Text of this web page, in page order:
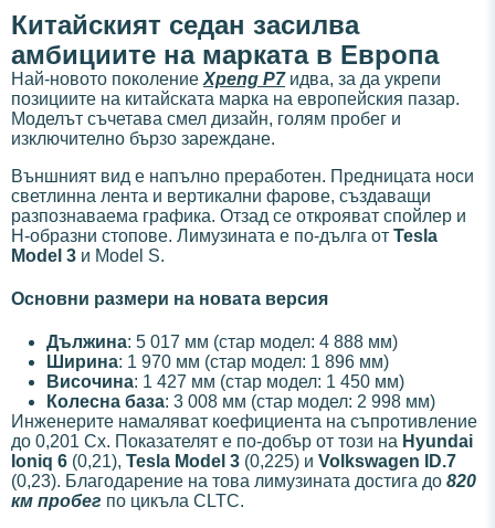
Китайският седан засилва
амбициите на марката в Европа
Най-новото поколение Xpeng P7идва, за да укрепи
позициите на китайската марка на европейския пазар.
Моделът съчетава смел дизайн, голям пробег и
изключително бързо зареждане.
Външният вид е напълно преработен. Предницата носи
светлинна лента и вертикални фарове, създаващи
разпознаваема графика. Отзад се открояват спойлер и
H-образни стопове. Лимузината е по-дълга от Tesla
Model 3 и Model S.
Основни размери на новата версия
Дължина: 5 017 мм (стар модел: 4 888 мм)
Ширина: 1 970 мм (стар модел: 1 896 мм)
Височина: 1 427 мм (стар модел: 1 450 мм)
Колесна база: 3 008 мм (стар модел: 2 998 мм)
Инженерите намаляват коефициента на съпротивление
до 0,201 Cx. Показателят е по-добър от този на Hyundai
Ioniq 6 (0,21), Tesla Model 3 (0,225) и Volkswagen ID.7
(0,23). Благодарение на това лимузината достига до 820
км пробег по цикъла CLTC.